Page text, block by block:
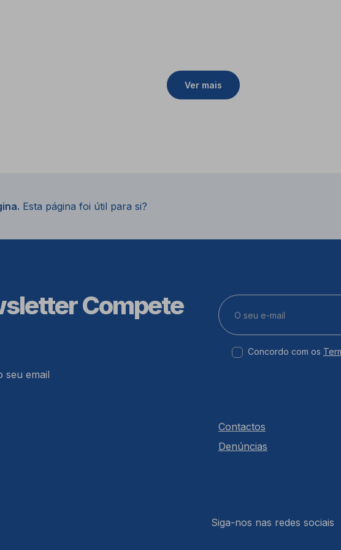
Ver mais
Esta página foi útil para si?
Compete
seu email
Concordo com os
Contactos
Denúncias
Siga-nos nas redes sociais